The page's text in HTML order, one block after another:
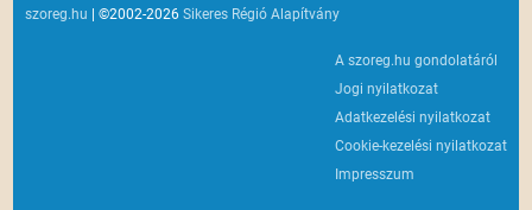
szoreg.hu | ©2002-2026Sikeres Régió Alapítvány
A szoreg.hu gondolatáról
Jogi nyilatkozat
Adatkezelési nyilatkozat
Cookie-kezelési nyilatkozat
Impresszum